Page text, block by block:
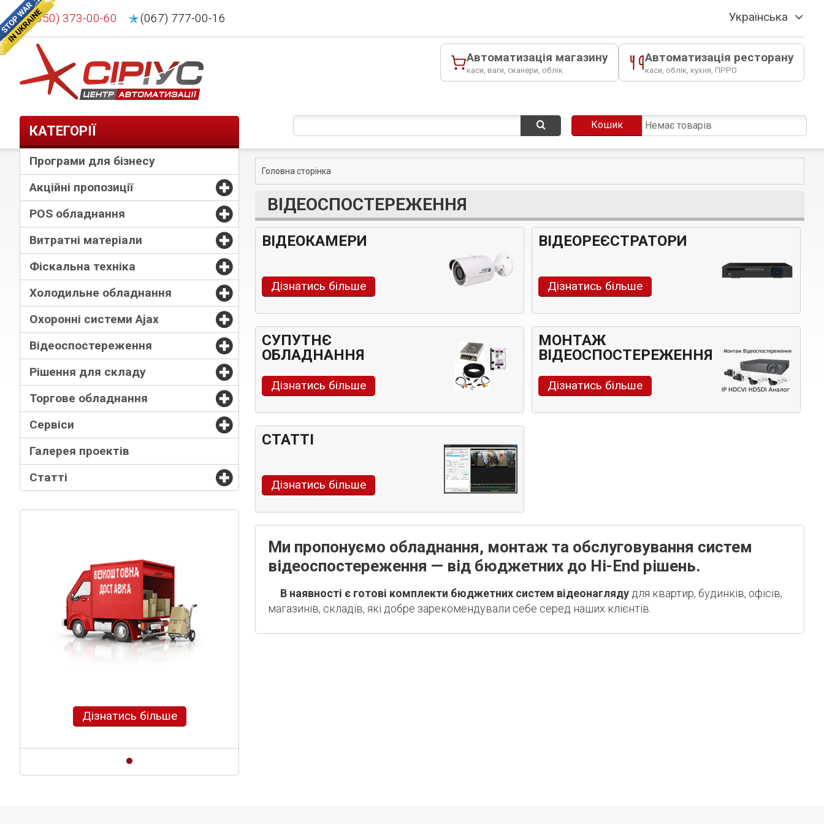
(050) 373-00-60 (067) 777-00-16 Українська
Автоматизація магазину
каси, ваги, сканери, облік
Автоматизація ресторану
каси, облік, кухня, ПРРО
Кошик Немає товарів
КАТЕГОРІЇ
Програми для бізнесу
Акційні пропозиції
POS обладнання
Витратні матеріали
Фіскальна техніка
Холодильне обладнання
Охоронні системи Ajax
Відеоспостереження
Рішення для складу
Торгове обладнання
Сервіси
Галерея проектів
Статті
Дізнатись більше
Головна сторінка
ВІДЕОСПОСТЕРЕЖЕННЯ
ВІДЕОКАМЕРИ
Дізнатись більше
ВІДЕОРЕЄСТРАТОРИ
Дізнатись більше
СУПУТНЄ
ОБЛАДНАННЯ
Дізнатись більше
МОНТАЖ
ВІДЕОСПОСТЕРЕЖЕННЯ
Дізнатись більше
СТАТТІ
Дізнатись більше
Ми пропонуємо обладнання, монтаж та обслуговування систем
відеоспостереження — від бюджетних до Hi-End рішень.
В наявності є готові комплекти бюджетних систем відеонаглядудля квартир, будинків, офісів,
магазинів, складів, які добре зарекомендували себе серед наших клієнтів.